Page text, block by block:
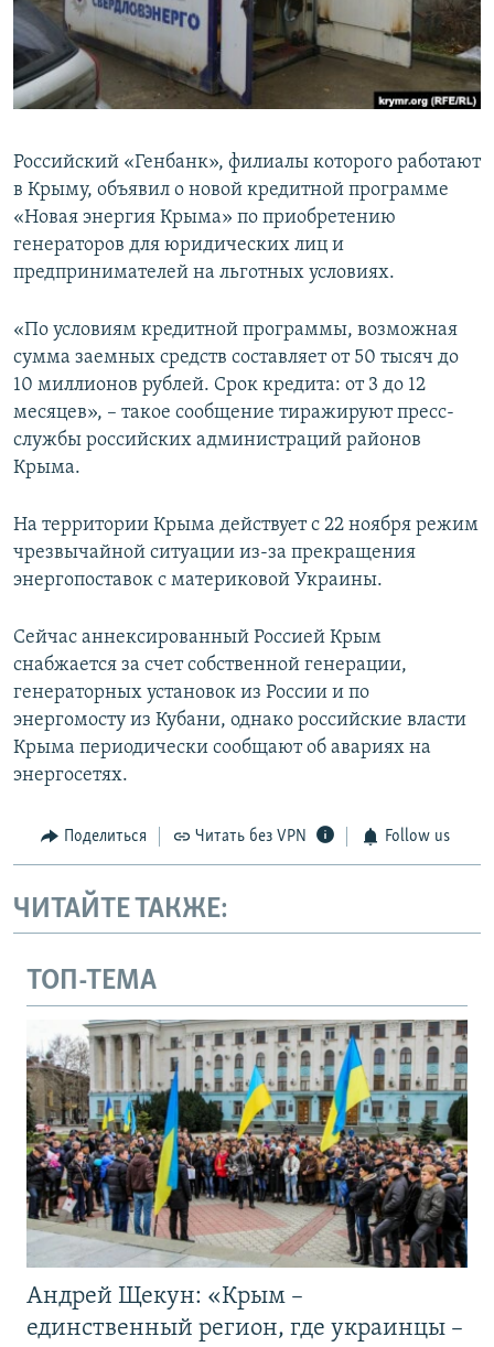
ПОБЕДИТЕЛЕЙ НЕ СУДЯТ?
КРЫМ.НЕПОКОРЕННЫЙ
ELIFBE
ПРИСОЕДИНЯЙТЕСЬ!
Все сайты RFE/RL
Российский «Генбанк», филиалы которого работают
в Крыму, объявил о новой кредитной программе
«Новая энергия Крыма» по приобретению
генераторов для юридических лиц и
предпринимателей на льготных условиях.
«По условиям кредитной программы, возможная
сумма заемных средств составляет от 50 тысяч до
10 миллионов рублей. Срок кредита: от 3 до 12
месяцев», – такое сообщение тиражируют пресс-
службы российских администраций районов
Крыма.
На территории Крыма действует с 22 ноября режим
чрезвычайной ситуации из-за прекращения
энергопоставок с материковой Украины.
Сейчас аннексированный Россией Крым
снабжается за счет собственной генерации,
генераторных установок из России и по
энергомосту из Кубани, однако российские власти
Крыма периодически сообщают об авариях на
энергосетях.
Поделиться Читать без VPN Follow us
ЧИТАЙТЕ ТАКЖЕ:
ТОП-ТЕМА
Андрей Щекун: «Крым –
единственный регион, где украинцы –